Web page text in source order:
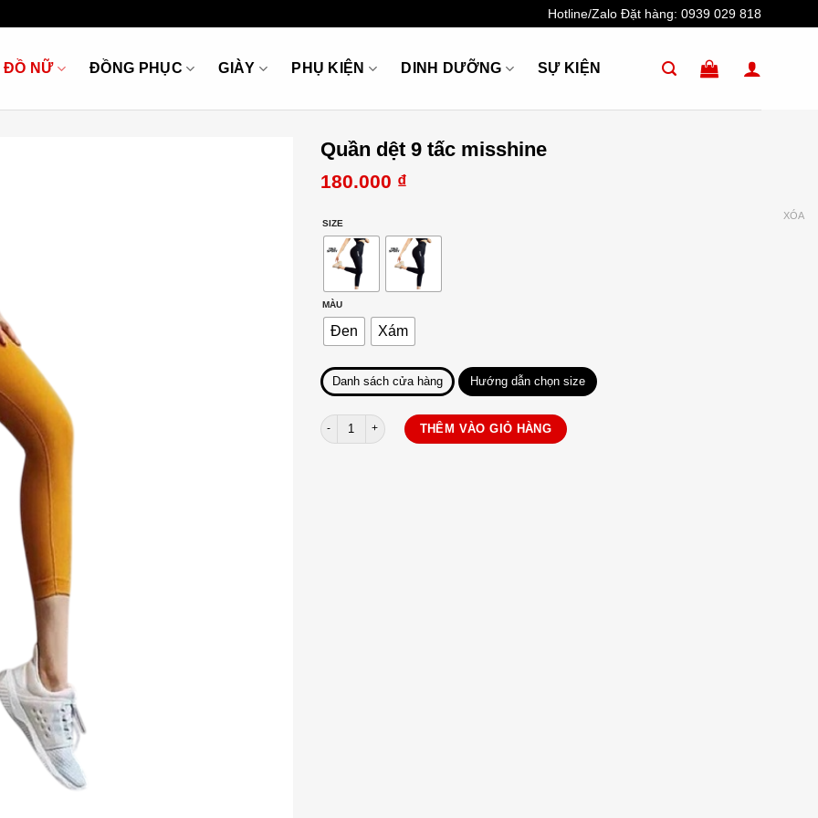
Hotline/Zalo Đặt hàng: 0939 029 818
ĐỒ NỮ ĐỒNG PHỤC GIÀY PHỤ KIỆN DINH DƯỠNG SỰ KIỆN
Quần dệt 9 tấc misshine
180.000 ₫
SIZE
MÀU
Đen Xám
XÓA
Danh sách cửa hàng Hướng dẫn chọn size
Quần dệt 9 tấc misshine số lượng
THÊM VÀO GIỎ HÀNG